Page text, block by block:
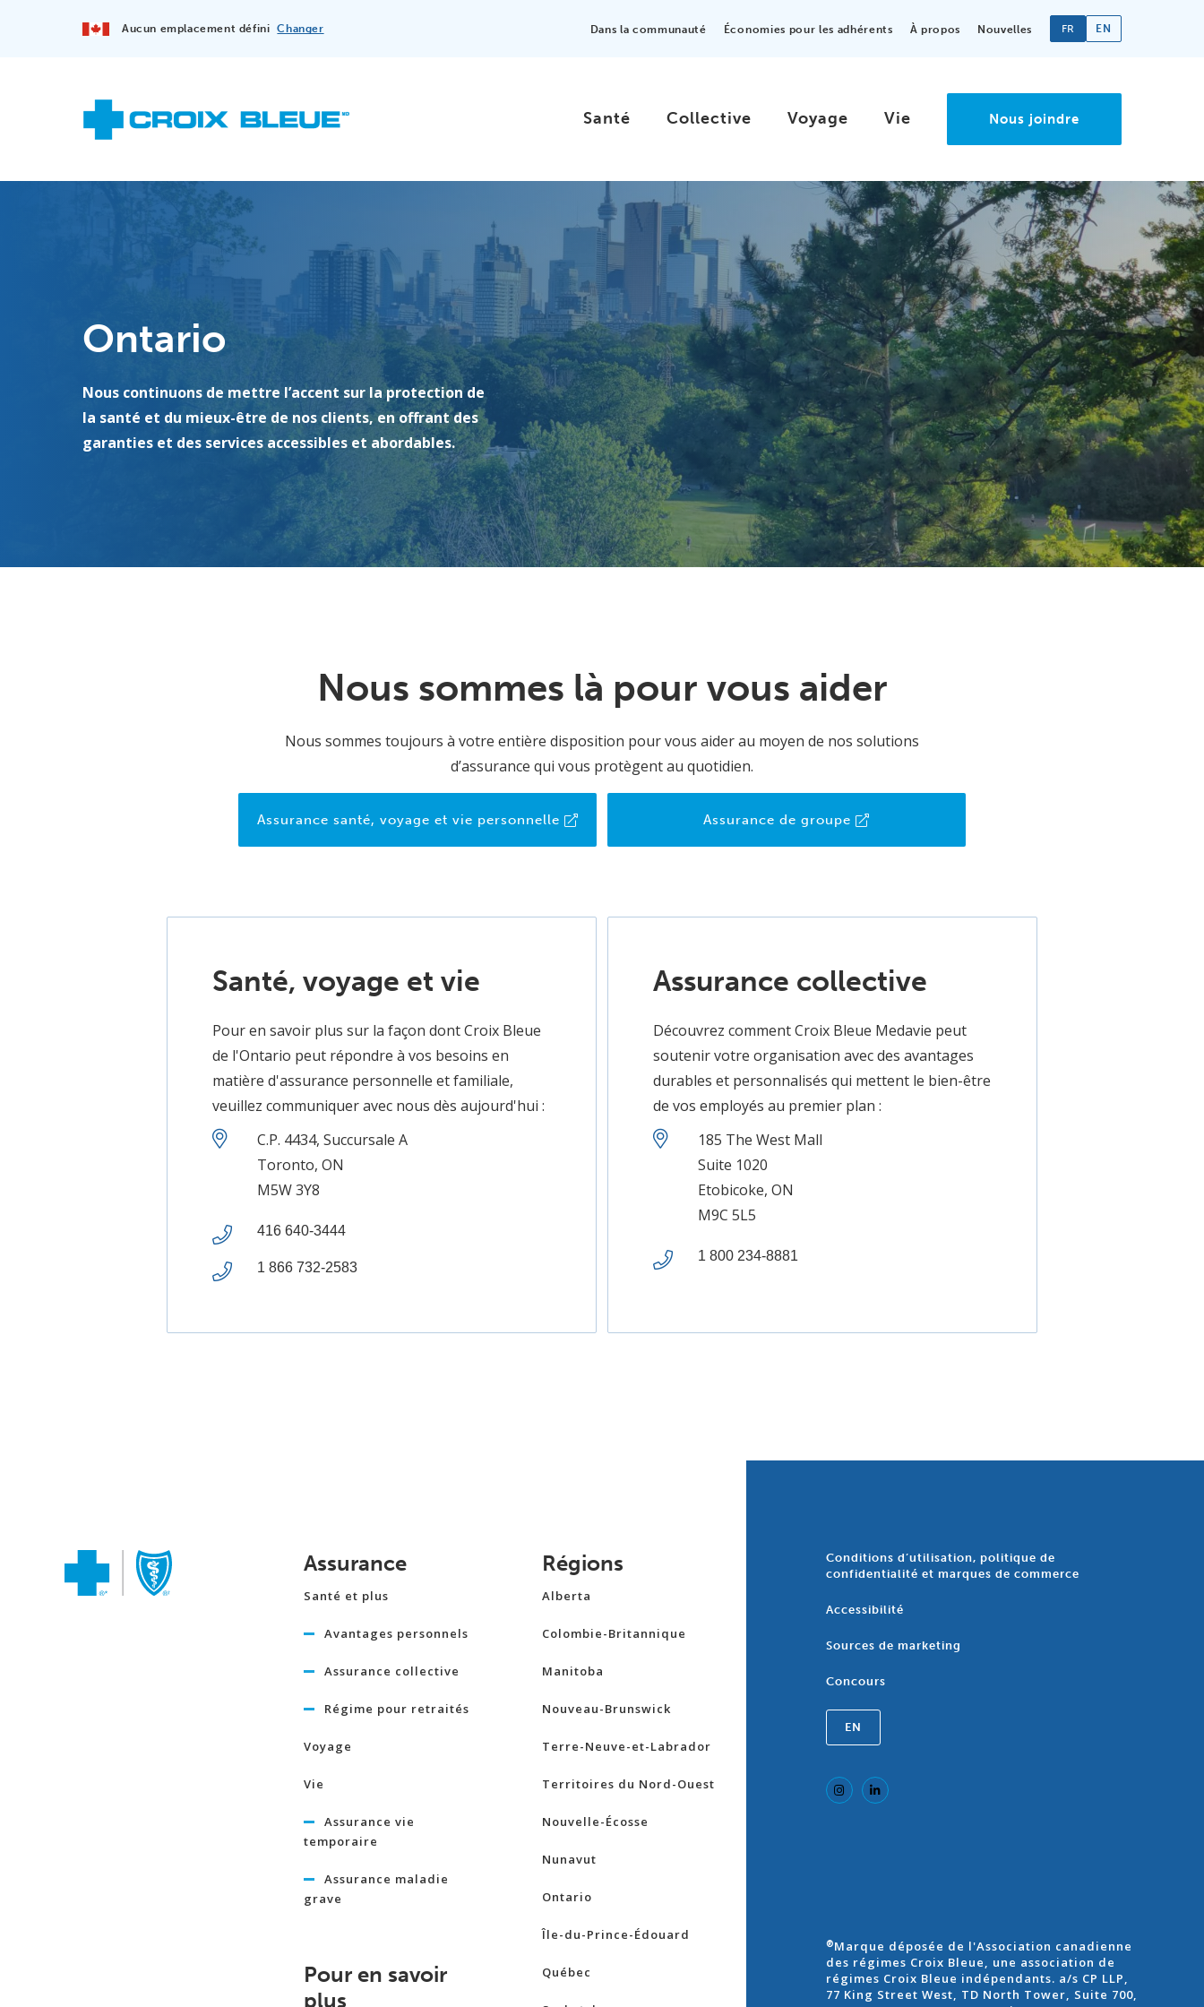
Aucun emplacement défini Changer Dans la communauté Économies pour les adhérents À propos Nouvelles FR EN
Santé Collective Voyage Vie Nous joindre
Ontario
Nous continuons de mettre l’accent sur la protection de
la santé et du mieux-être de nos clients, en offrant des
garanties et des services accessibles et abordables.
Nous sommes là pour vous aider
Nous sommes toujours à votre entière disposition pour vous aider au moyen de nos solutions
d’assurance qui vous protègent au quotidien.
Assurance santé, voyage et vie personnelle Assurance de groupe
Santé, voyage et vie
Pour en savoir plus sur la façon dont Croix Bleue
de l'Ontario peut répondre à vos besoins en
matière d'assurance personnelle et familiale,
veuillez communiquer avec nous dès aujourd'hui :
C.P. 4434, Succursale A
Toronto, ON
M5W 3Y8
416 640-3444
1 866 732-2583
Assurance collective
Découvrez comment Croix Bleue Medavie peut
soutenir votre organisation avec des avantages
durables et personnalisés qui mettent le bien-être
de vos employés au premier plan :
185 The West Mall
Suite 1020
Etobicoke, ON
M9C 5L5
1 800 234-8881
Assurance
Santé et plus
Avantages personnels
Assurance collective
Régime pour retraités
Voyage
Vie
Assurance vie
temporaire
Assurance maladie
grave
Pour en savoir
plus
Régions
Alberta
Colombie-Britannique
Manitoba
Nouveau-Brunswick
Terre-Neuve-et-Labrador
Territoires du Nord-Ouest
Nouvelle-Écosse
Nunavut
Ontario
Île-du-Prince-Édouard
Québec
Conditions d’utilisation, politique de
confidentialité et marques de commerce
Accessibilité
Sources de marketing
Concours
EN
®Marque déposée de l'Association canadienne
des régimes Croix Bleue, une association de
régimes Croix Bleue indépendants. a/s CP LLP,
77 King Street West, TD North Tower, Suite 700,